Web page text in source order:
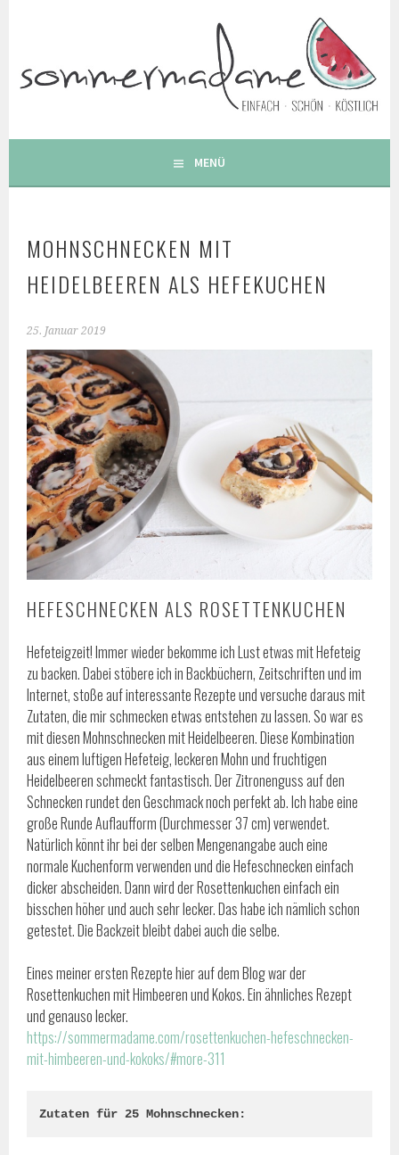
FOODBLOG – GESUNDE LECKERE EINFACHE BUNTE UND
BESONDERE REZEPTE
MENÜ
MOHNSCHNECKEN MIT
HEIDELBEEREN ALS HEFEKUCHEN
25. Januar 2019
HEFESCHNECKEN ALS ROSETTENKUCHEN
Hefeteigzeit! Immer wieder bekomme ich Lust etwas mit Hefeteig
zu backen. Dabei stöbere ich in Backbüchern, Zeitschriften und im
Internet, stoße auf interessante Rezepte und versuche daraus mit
Zutaten, die mir schmecken etwas entstehen zu lassen. So war es
mit diesen Mohnschnecken mit Heidelbeeren. Diese Kombination
aus einem luftigen Hefeteig, leckeren Mohn und fruchtigen
Heidelbeeren schmeckt fantastisch. Der Zitronenguss auf den
Schnecken rundet den Geschmack noch perfekt ab. Ich habe eine
große Runde Auflaufform (Durchmesser 37 cm) verwendet.
Natürlich könnt ihr bei der selben Mengenangabe auch eine
normale Kuchenform verwenden und die Hefeschnecken einfach
dicker abscheiden. Dann wird der Rosettenkuchen einfach ein
bisschen höher und auch sehr lecker. Das habe ich nämlich schon
getestet. Die Backzeit bleibt dabei auch die selbe.
Eines meiner ersten Rezepte hier auf dem Blog war der
Rosettenkuchen mit Himbeeren und Kokos. Ein ähnliches Rezept
und genauso lecker.
https://sommermadame.com/rosettenkuchen-hefeschnecken-
mit-himbeeren-und-kokoks/#more-311
Zutaten für 25 Mohnschnecken: